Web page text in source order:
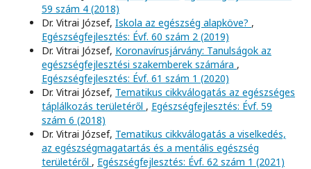
59 szám 4 (2018)
Dr. Vitrai József, Iskola az egészség alapköve? ,
Egészségfejlesztés: Évf. 60 szám 2 (2019)
Dr. Vitrai József, Koronavírusjárvány: Tanulságok az
egészségfejlesztési szakemberek számára ,
Egészségfejlesztés: Évf. 61 szám 1 (2020)
Dr. Vitrai József, Tematikus cikkválogatás az egészséges
táplálkozás területéről , Egészségfejlesztés: Évf. 59
szám 6 (2018)
Dr. Vitrai József, Tematikus cikkválogatás a viselkedés,
az egészségmagatartás és a mentális egészség
területéről , Egészségfejlesztés: Évf. 62 szám 1 (2021)